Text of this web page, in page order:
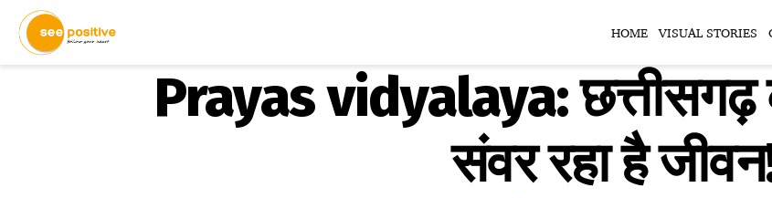
HOME VISUAL STORIES
Prayas vidyalaya: छत्तीसगढ़
संवर रहा है